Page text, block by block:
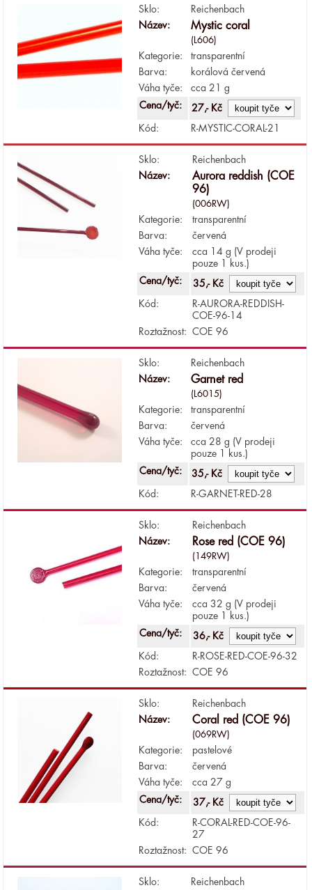
Sklo:
Reichenbach
Název:
Mystic coral
(L606)
Kategorie:
transparentní
Barva:
korálová červená
Váha tyče:
cca 21 g
Cena/tyč:
27,- Kč
Kód: R-MYSTIC-CORAL-21
Sklo:
Reichenbach
Název:
Aurora reddish (COE
96)
(006RW)
Kategorie:
transparentní
Barva:
červená
Váha tyče:
cca 14 g (V prodeji
pouze 1 kus.)
Cena/tyč:
35,- Kč
Kód:
R-AURORA-REDDISH-
COE-96-14
Roztažnost:
COE 96
Sklo:
Reichenbach
Název:
Garnet red
(L6015)
Kategorie:
transparentní
Barva:
červená
Váha tyče:
cca 28 g (V prodeji
pouze 1 kus.)
Cena/tyč:
35,- Kč
Kód: R-GARNET-RED-28
Sklo:
Reichenbach
Název:
Rose red (COE 96)
(149RW)
Kategorie:
transparentní
Barva:
červená
Váha tyče:
cca 32 g (V prodeji
pouze 1 kus.)
Cena/tyč:
36,- Kč
Kód:
R-ROSE-RED-COE-96-32
Roztažnost:
COE 96
Sklo:
Reichenbach
Název:
Coral red (COE 96)
(069RW)
Kategorie:
pastelové
Barva:
červená
Váha tyče:
cca 27 g
Cena/tyč:
37,- Kč
Kód:
R-CORAL-RED-COE-96-
27
Roztažnost:
COE 96
Sklo: Reichenbach